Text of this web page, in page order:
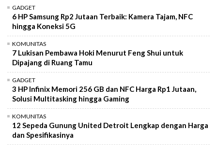
GADGET
6 HP Samsung Rp2 Jutaan Terbaik: Kamera Tajam, NFC
hingga Koneksi 5G
KOMUNITAS
7 Lukisan Pembawa Hoki Menurut Feng Shui untuk
Dipajang di Ruang Tamu
GADGET
3 HP Infinix Memori 256 GB dan NFC Harga Rp1 Jutaan,
Solusi Multitasking hingga Gaming
KOMUNITAS
12 Sepeda Gunung United Detroit Lengkap dengan Harga
dan Spesifikasinya